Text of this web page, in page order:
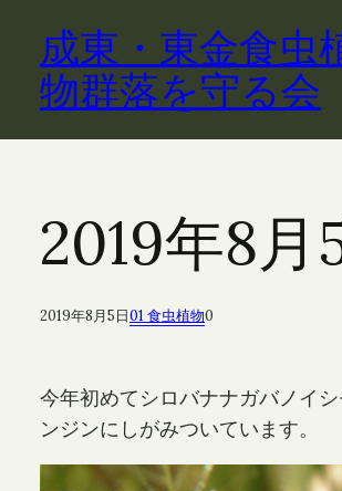
キ
成東・東金食虫
物群落を守る会
2019年8
2019年8月5日01 食虫植物0
今年初めてシロバナナガバノイ
ンジンにしがみついています。